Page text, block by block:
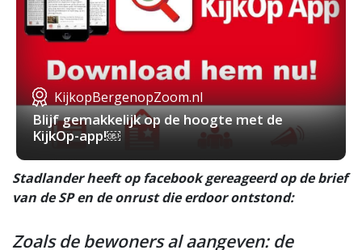
KijkopBergenopZoom.nl
Blijf gemakkelijk op de hoogte met de
KijkOp-app!￼
Stadlander heeft op facebook gereageerd op de brief
van de SP en de onrust die erdoor ontstond:
Zoals de bewoners al aangeven: de